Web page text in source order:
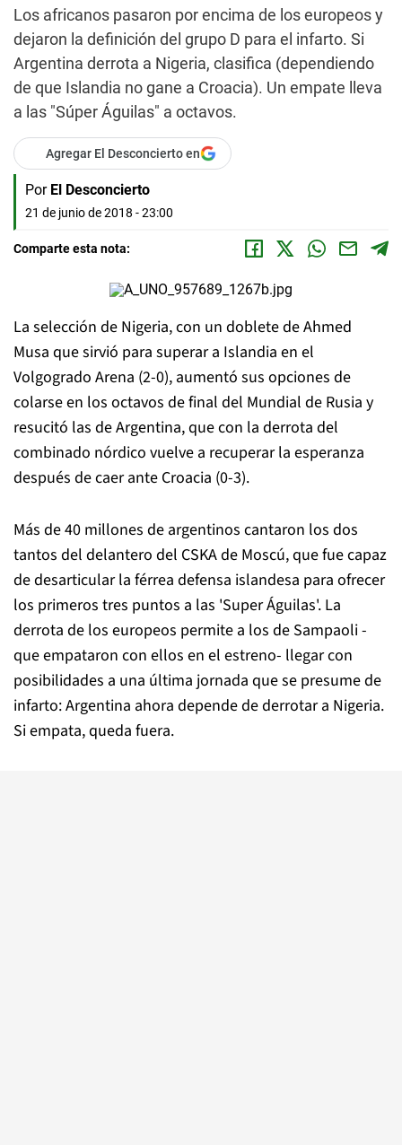
Los africanos pasaron por encima de los europeos y
dejaron la definición del grupo D para el infarto. Si
Argentina derrota a Nigeria, clasifica (dependiendo
de que Islandia no gane a Croacia). Un empate lleva
a las "Súper Águilas" a octavos.
Agregar El Desconcierto en
Por El Desconcierto
21 de junio de 2018 - 23:00
Comparte esta nota:
La selección de Nigeria, con un doblete de Ahmed
Musa que sirvió para superar a Islandia en el
Volgogrado Arena (2-0), aumentó sus opciones de
colarse en los octavos de final del Mundial de Rusia y
resucitó las de Argentina, que con la derrota del
combinado nórdico vuelve a recuperar la esperanza
después de caer ante Croacia (0-3).
Más de 40 millones de argentinos cantaron los dos
tantos del delantero del CSKA de Moscú, que fue capaz
de desarticular la férrea defensa islandesa para ofrecer
los primeros tres puntos a las 'Super Águilas'. La
derrota de los europeos permite a los de Sampaoli -
que empataron con ellos en el estreno- llegar con
posibilidades a una última jornada que se presume de
infarto: Argentina ahora depende de derrotar a Nigeria.
Si empata, queda fuera.